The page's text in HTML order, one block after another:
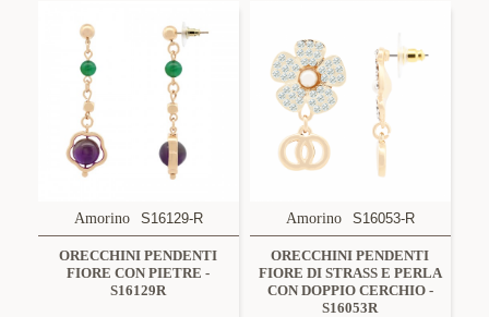
Amorino S16129-R
ORECCHINI PENDENTI
FIORE CON PIETRE -
S16129R
Amorino S16053-R
ORECCHINI PENDENTI
FIORE DI STRASS E PERLA
CON DOPPIO CERCHIO -
S16053R